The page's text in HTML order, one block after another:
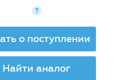
?
о поступлении
Найти аналог